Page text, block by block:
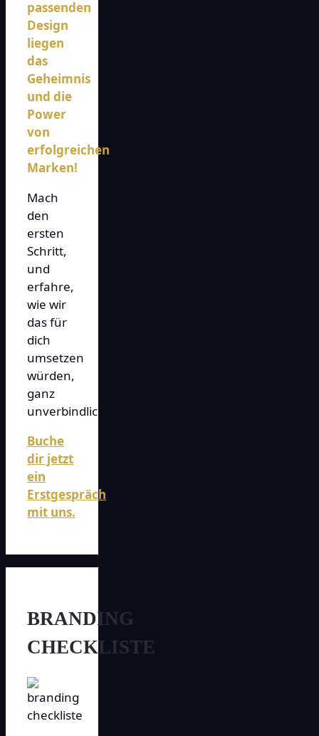
passenden
Design
liegen
das
Geheimnis
und die
Power
von
erfolgreichen
Marken!
Mach
den
ersten
Schritt,
und
erfahre,
wie wir
das für
dich
umsetzen
würden,
ganz
unverbindlich!
Buche
dir jetzt
ein
Erstgespräch
mit uns.
BRANDING
CHECKLISTE